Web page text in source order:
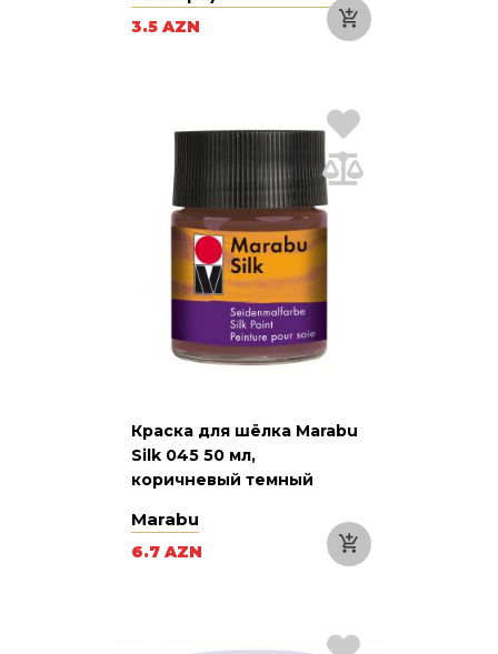
3.5 AZN
Краска для шёлка Marabu
Silk 045 50 мл,
коричневый темный
Marabu
6.7 AZN